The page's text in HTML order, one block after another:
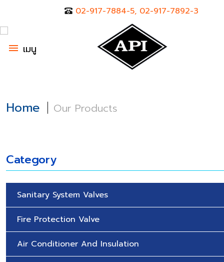
02-917-7884-5, 02-917-7892-3
menu เมนู
Home Our Products
Category
Sanitary System Valves
Fire Protection Valve
Air Conditioner And Insulation